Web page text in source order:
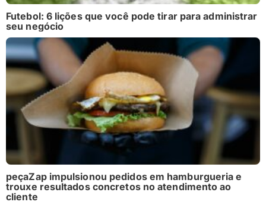
Futebol: 6 lições que você pode tirar para administrar
seu negócio
peçaZap impulsionou pedidos em hamburgueria e
trouxe resultados concretos no atendimento ao
cliente